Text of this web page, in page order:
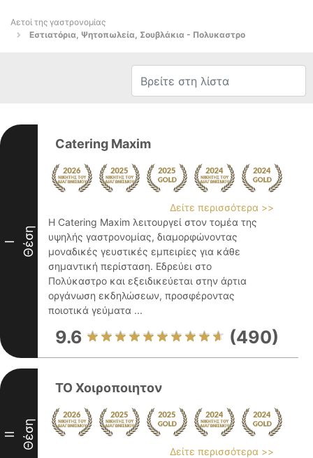
Αετοί της γαστρονομίας
Εστιατόρια, Ψητοπωλεία, Σουβλάκια - Πολυκαστρο
I Θέση
Catering Maxim
Δείτε περισσότερα >>
Η Catering Maxim λειτουργεί στον τομέα της
υψηλής γαστρονομίας, διαμορφώνοντας
μοναδικές γευστικές εμπειρίες για κάθε
σημαντική περίσταση. Εδρεύει στο
Πολύκαστρο και εξειδικεύεται στην άρτια
οργάνωση εκδηλώσεων, προσφέροντας
ποιοτικά γεύματα ...
9.6 (490)
II Θέση
ΤΟ Χοιροποιητον
Δείτε περισσότερα >>